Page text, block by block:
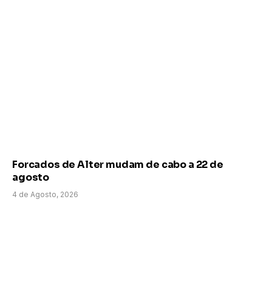
Forcados de Alter mudam de cabo a 22 de
agosto
4 de Agosto, 2026